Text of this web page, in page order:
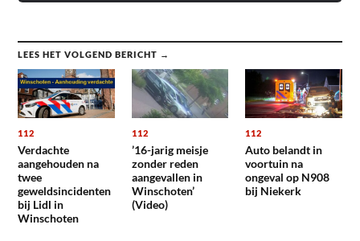
LEES HET VOLGEND BERICHT →
112
Verdachte
aangehouden na
twee
geweldsincidenten
bij Lidl in
Winschoten
112
’16-jarig meisje
zonder reden
aangevallen in
Winschoten’
(Video)
112
Auto belandt in
voortuin na
ongeval op N908
bij Niekerk